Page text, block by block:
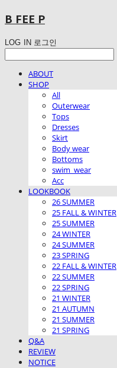
B FEE P
LOG IN 로그인
ABOUT
SHOP
All
Outerwear
Tops
Dresses
Skirt
Body wear
Bottoms
swim_wear
Acc
LOOKBOOK
26 SUMMER
25 FALL & WINTER
25 SUMMER
24 WINTER
24 SUMMER
23 SPRING
22 FALL & WINTER
22 SUMMER
22 SPRING
21 WINTER
21 AUTUMN
21 SUMMER
21 SPRING
Q&A
REVIEW
NOTICE